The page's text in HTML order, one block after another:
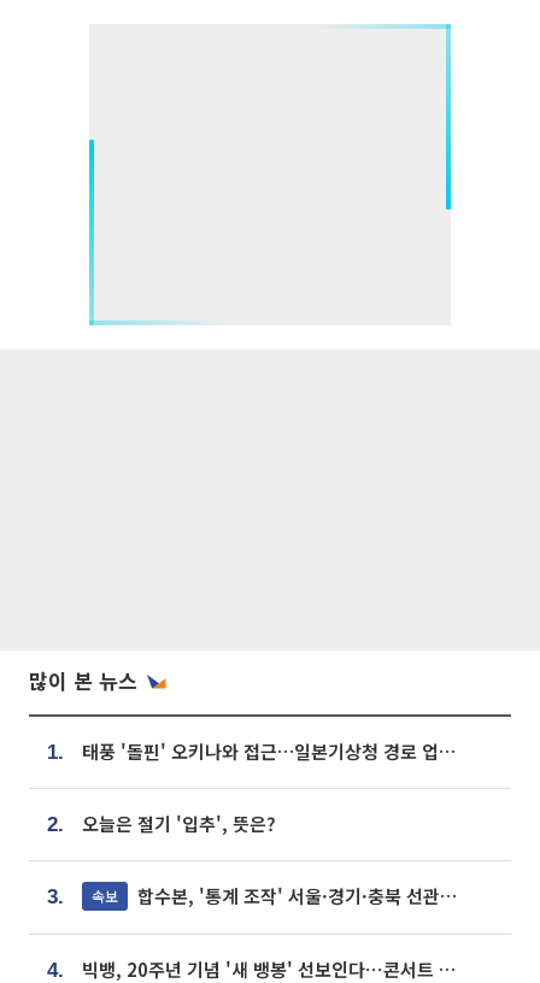
많이 본 뉴스
1. 태풍 '돌핀' 오키나와 접근…일본기상청 경로 업데이트
2. 오늘은 절기 '입추', 뜻은?
3. 속보 합수본, '통계 조작' 서울·경기·충북 선관위 등 추가 압수수색
4. 빅뱅, 20주년 기념 '새 뱅봉' 선보인다⋯콘서트 앞두고 팝업 개최